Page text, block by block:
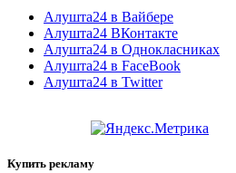
Алушта24 в Вайбере
Алушта24 ВКонтакте
Алушта24 в Однокласниках
Алушта24 в FaceBook
Алушта24 в Twitter
Купить рекламу